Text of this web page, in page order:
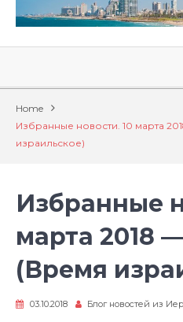
Home
Избранные новости. 10 марта
израильское)
Избранные
марта 2018
(Время
03.10.2018 Блог новостей из